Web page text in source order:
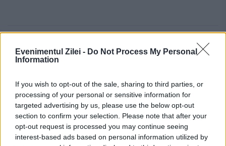
Evenimentul Zilei - Do Not Process My Personal
Information
If you wish to opt-out of the sale, sharing to third parties, or
processing of your personal or sensitive information for
targeted advertising by us, please use the below opt-out
section to confirm your selection. Please note that after your
opt-out request is processed you may continue seeing
interest-based ads based on personal information utilized by
artist autoritati concert CSI
republica moldova